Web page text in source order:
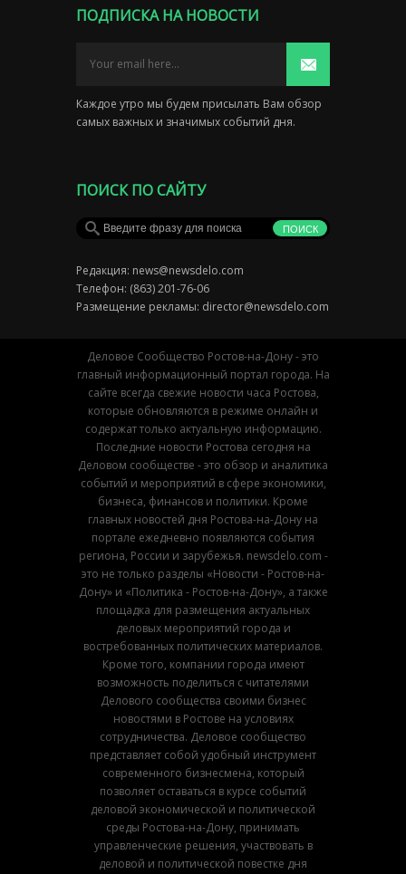
ПОДПИСКА НА НОВОСТИ
Каждое утро мы будем присылать Вам обзор
самых важных и значимых событий дня.
ПОИСК ПО САЙТУ
Редакция: news@newsdelo.com
Телефон: (863) 201-76-06
Размещение рекламы: director@newsdelo.com
Деловое Сообщество Ростов-на-Дону - это
главный информационный портал города. На
сайте всегда свежие новости часа Ростова,
которые обновляются в режиме онлайн и
содержат только актуальную информацию.
Последние новости Ростова сегодня на
Деловом сообществе - это обзор и аналитика
событий и мероприятий в сфере экономики,
бизнеса, финансов и политики. Кроме
главных новостей дня Ростова-на-Дону на
портале ежедневно появляются события
региона, России и зарубежья. newsdelo.com -
это не только разделы «Новости - Ростов-на-
Дону» и «Политика - Ростов-на-Дону», а также
площадка для размещения актуальных
деловых мероприятий города и
востребованных политических материалов.
Кроме того, компании города имеют
возможность поделиться с читателями
Делового сообщества своими бизнес
новостями в Ростове на условиях
сотрудничества. Деловое сообщество
представляет собой удобный инструмент
современного бизнесмена, который
позволяет оставаться в курсе событий
деловой экономической и политической
среды Ростова-на-Дону, принимать
управленческие решения, участвовать в
деловой и политической повестке дня